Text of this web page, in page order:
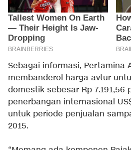
Sebagai informasi, Pertamina
membanderol harga avtur
domestik sebesar Rp 7.191,56
penerbangan internasional
untuk periode penjualan
2015.